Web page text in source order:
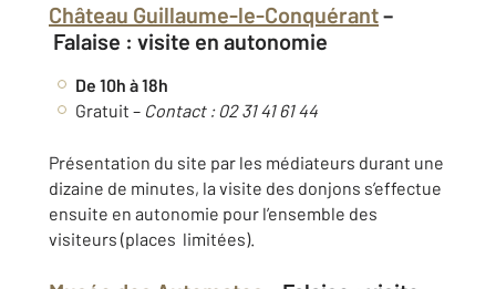
Château Guillaume-le-Conquérant–
Falaise : visite en autonomie
De 10h à 18h
Gratuit – Contact : 02 31 41 61 44
Présentation du site par les médiateurs durant une
dizaine de minutes, la visite des donjons s’effectue
ensuite en autonomie pour l’ensemble des
visiteurs (places limitées).